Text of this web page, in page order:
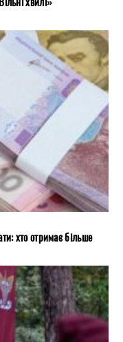
хто отримає більше